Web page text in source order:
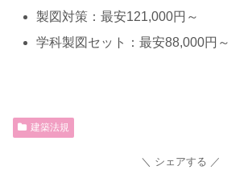
製図対策：最安121,000円～
学科製図セット：最安88,000円～
建築法規
シェアする